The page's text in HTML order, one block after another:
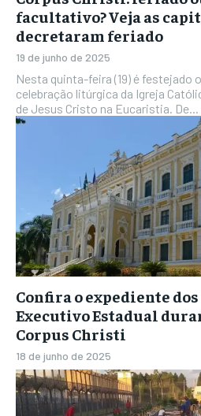
facultativo? Veja as
decretaram feriado
19 de junho de 2025
Nesta quinta-feira (19) é festejado
celebração litúrgica da Igreja
de Jesus Cristo na Eucaristia. De...
Confira o expediente dos
Executivo Estadual
Corpus Christi
18 de junho de 2025